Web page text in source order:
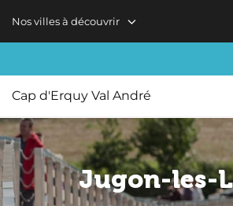
Nos villes à découvrir
Cap d'Erquy Val André
Jugon-les-